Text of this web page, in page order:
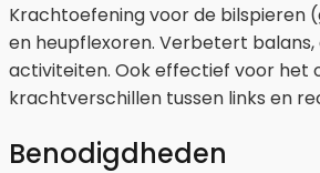
Krachtoefening voor de bilspieren
en heupflexoren. Verbetert
activiteiten. Ook effectief voor het
krachtverschillen tussen links en
Benodigdheden